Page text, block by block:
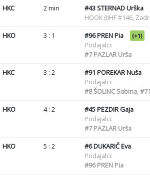
HKC 2 min #43STERNAD Urška
HOOK (IIHF #146,
HKO 3 : 1 #96PREN Pia (+1)
Podajalci:
#7PAZLAR Urša
HKC 3 : 2 #91 POREKAR Nuša
Podajalci:
#8ŠOLINC Sabina,#71
HKO 4 : 2 #45PEZDIR Gaja
Podajalci:
#7PAZLAR Urša
HKO 5 : 2 #6DUKARIČ Eva
Podajalci:
#96PREN Pia